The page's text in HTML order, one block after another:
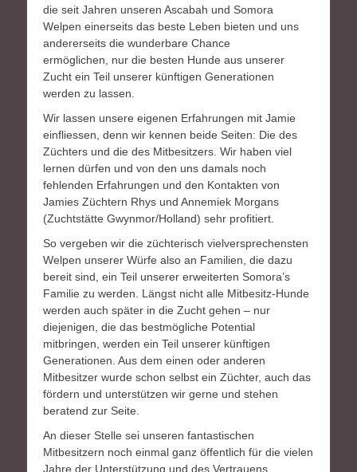
die seit Jahren unseren Ascabah und Somora
Welpen einerseits das beste Leben bieten und uns
andererseits die wunderbare Chance
ermöglichen, nur die besten Hunde aus unserer
Zucht ein Teil unserer künftigen Generationen
werden zu lassen.
Wir lassen unsere eigenen Erfahrungen mit Jamie
einfliessen, denn wir kennen beide Seiten: Die des
Züchters und die des Mitbesitzers. Wir haben viel
lernen dürfen und von den uns damals noch
fehlenden Erfahrungen und den Kontakten von
Jamies Züchtern Rhys und Annemiek Morgans
(Zuchtstätte Gwynmor/Holland) sehr profitiert.
So vergeben wir die züchterisch vielversprechensten
Welpen unserer Würfe also an Familien, die dazu
bereit sind, ein Teil unserer erweiterten Somora’s
Familie zu werden. Längst nicht alle Mitbesitz-Hunde
werden auch später in die Zucht gehen – nur
diejenigen, die das bestmögliche Potential
mitbringen, werden ein Teil unserer künftigen
Generationen. Aus dem einen oder anderen
Mitbesitzer wurde schon selbst ein Züchter, auch das
fördern und unterstützen wir gerne und stehen
beratend zur Seite.
An dieser Stelle sei unseren fantastischen
Mitbesitzern noch einmal ganz öffentlich für die vielen
Jahre der Unterstützung und des Vertrauens